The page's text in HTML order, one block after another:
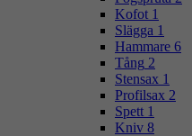
Kofot 1
Slägga 1
Hammare 6
Tång 2
Stensax 1
Profilsax 2
Spett 1
Kniv 8